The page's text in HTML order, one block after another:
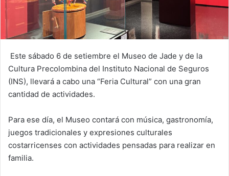
Este sábado 6 de setiembre el Museo de Jade y de la
Cultura Precolombina del Instituto Nacional de Seguros
(INS), llevará a cabo una “Feria Cultural” con una gran
cantidad de actividades.
Para ese día, el Museo contará con música, gastronomía,
juegos tradicionales y expresiones culturales
costarricenses con actividades pensadas para realizar en
familia.